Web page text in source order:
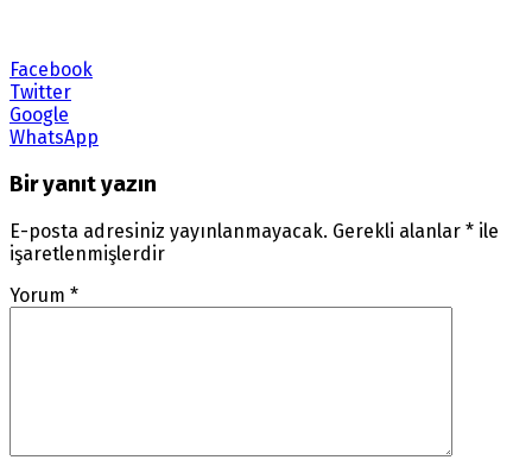
Facebook
Twitter
Google
WhatsApp
Bir yanıt yazın
E-posta adresiniz yayınlanmayacak. Gerekli alanlar * ile
işaretlenmişlerdir
Yorum *